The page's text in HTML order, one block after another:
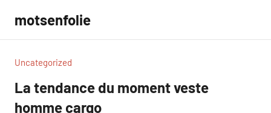
contenu
motsenfolie
Uncategorized
La tendance du moment veste
homme cargo